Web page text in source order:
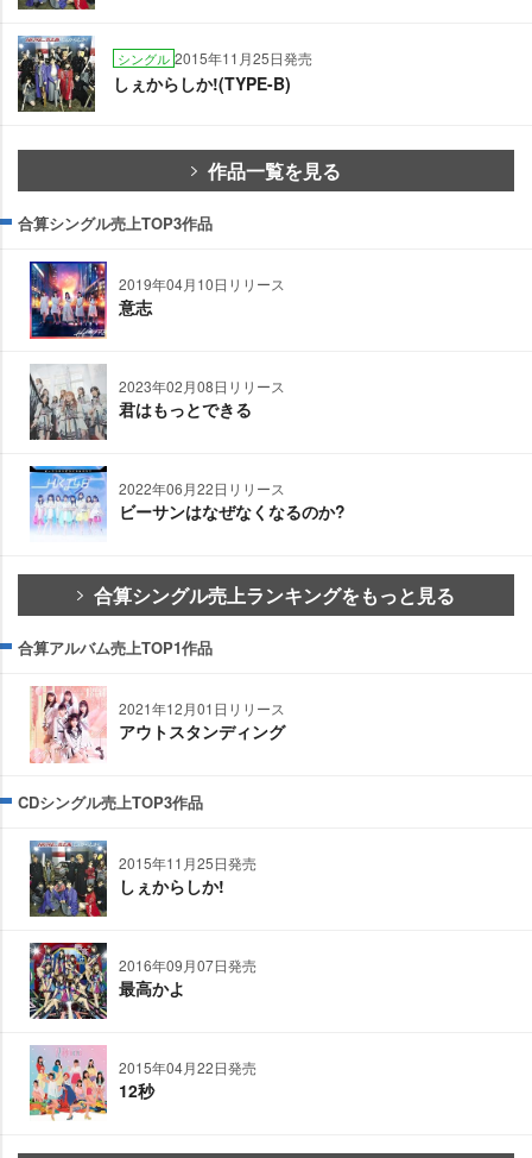
シングル 2015年11月25日発売
しぇからしか!(TYPE-B)
作品一覧を見る
合算シングル売上TOP3作品
2019年04月10日リリース
意志
2023年02月08日リリース
君はもっとできる
2022年06月22日リリース
ビーサンはなぜなくなるのか?
合算シングル売上ランキングをもっと見る
合算アルバム売上TOP1作品
2021年12月01日リリース
アウトスタンディング
CDシングル売上TOP3作品
2015年11月25日発売
しぇからしか!
2016年09月07日発売
最高かよ
2015年04月22日発売
12秒